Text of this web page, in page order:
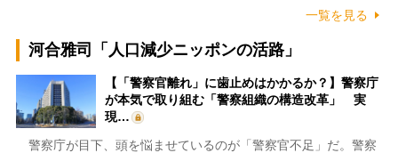
一覧を見る
河合雅司「人口減少ニッポンの活路」
【「警察官離れ」に歯止めはかかるか？】警察庁
が本気で取り組む「警察組織の構造改革」 実
現…
警察庁が目下、頭を悩ませているのが「警察官不足」だ。警察